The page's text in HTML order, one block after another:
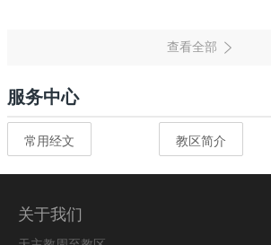
服务中心
常用经文 教区简介
关于我们